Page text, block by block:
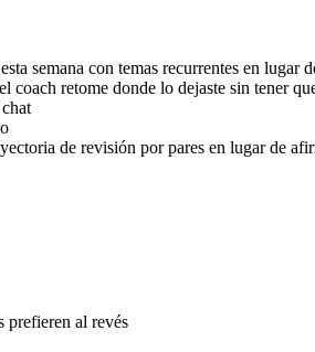
semana con temas recurrentes en lugar
retome donde lo dejaste sin tener
de revisión por pares en lugar de
prefieren al revés